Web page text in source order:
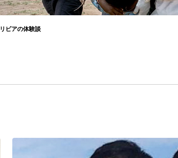
リビアの体験談